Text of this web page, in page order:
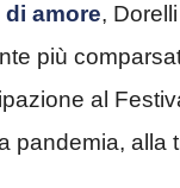
amore,
più
al
pandemia, alla